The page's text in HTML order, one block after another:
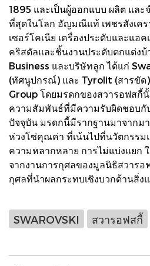
1895 และเป็นผู้ออกแบบ ผลิต แล
ที่สุดในโลก อัญมณีแท้ เพชรสังเค
เซอร์โคเนีย เครื่องประดับและแอ
คริสตัลและชิ้นงานประดับตกแต่ง
Business และบริษัทลูก ได้แก่
(ทัศนูปกรณ์) และ Tyrolit (สารขัด
Group โดยมรดกของสวารอฟสกี้
ความสัมพันธ์ที่มีความรับผิดชอบกั
ปัจจุบัน มรดกนี้มีรากฐานมาจากม
ห่วงโซ่คุณค่า ที่เน้นไปที่นวัตกรร
ความหลากหลาย การไม่แบ่งแยก
จากงานการกุศลของมูลนิธิสวาร
กุศลที่นำผลกระทบเชิงบวกด้านสิ่ง
SWAROVSKI สวารอฟสกี้